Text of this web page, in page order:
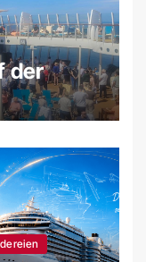
der